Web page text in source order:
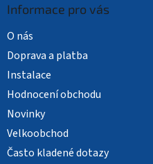
Informace pro vás
O nás
Doprava a platba
Instalace
Hodnocení obchodu
Novinky
Velkoobchod
Často kladené dotazy